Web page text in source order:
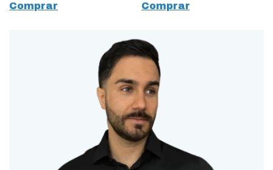
Comprar
Comprar